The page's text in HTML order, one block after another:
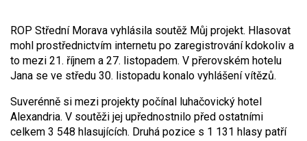
ROP Střední Morava vyhlásila soutěž Můj projekt. Hlasovat
mohl prostřednictvím internetu po zaregistrování kdokoliv a
to mezi 21. říjnem a 27. listopadem. V přerovském hotelu
Jana se ve středu 30. listopadu konalo vyhlášení vítězů.
Suverénně si mezi projekty počínal luhačovický hotel
Alexandria. V soutěži jej upřednostnilo před ostatními
celkem 3 548 hlasujících. Druhá pozice s 1 131 hlasy patří